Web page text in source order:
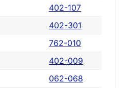
402-107
402-301
762-010
402-009
062-068